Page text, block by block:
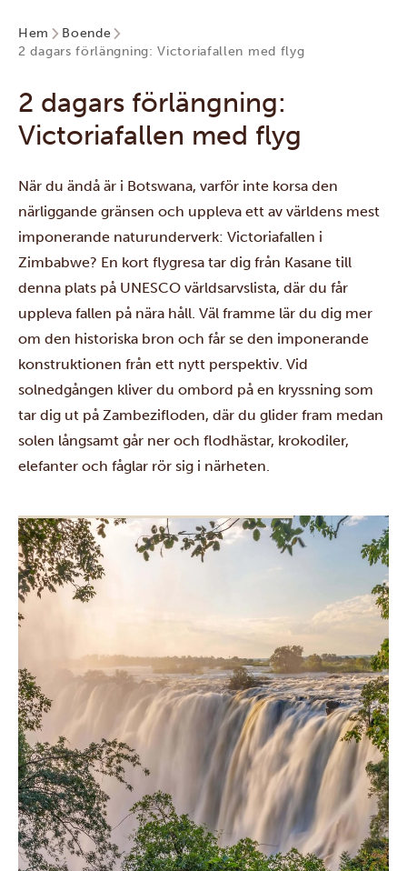
Hem
Boende
2 dagars förlängning: Victoriafallen med flyg
2 dagars förlängning:
Victoriafallen med flyg
När du ändå är i Botswana, varför inte korsa den
närliggande gränsen och uppleva ett av världens mest
imponerande naturunderverk: Victoriafallen i
Zimbabwe? En kort flygresa tar dig från Kasane till
denna plats på UNESCO världsarvslista, där du får
uppleva fallen på nära håll. Väl framme lär du dig mer
om den historiska bron och får se den imponerande
konstruktionen från ett nytt perspektiv. Vid
solnedgången kliver du ombord på en kryssning som
tar dig ut på Zambezifloden, där du glider fram medan
solen långsamt går ner och flodhästar, krokodiler,
elefanter och fåglar rör sig i närheten.
Nästa dag utforskar du regnskogarna och
utsiktsplatserna runt fallen, kommer nära fascinerande
grå jättar och slår dig ner för lunch på Lookout Café.